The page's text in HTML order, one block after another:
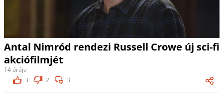
Antal Nimród rendezi Russell Crowe új sci-fi
akciófilmjét
14 órája
3
2 3